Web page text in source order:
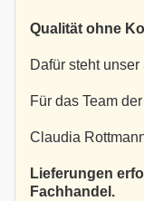
Qualität ohne
Dafür steht
Für das Team der
Claudia
Lieferungen
Fachhandel.